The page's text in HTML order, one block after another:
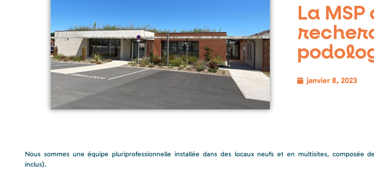
La
janvier 8, 2023
Nous sommes une équipe pluriprofessionnelle installée dans des locaux neufs et en multisites, composée
inclus).